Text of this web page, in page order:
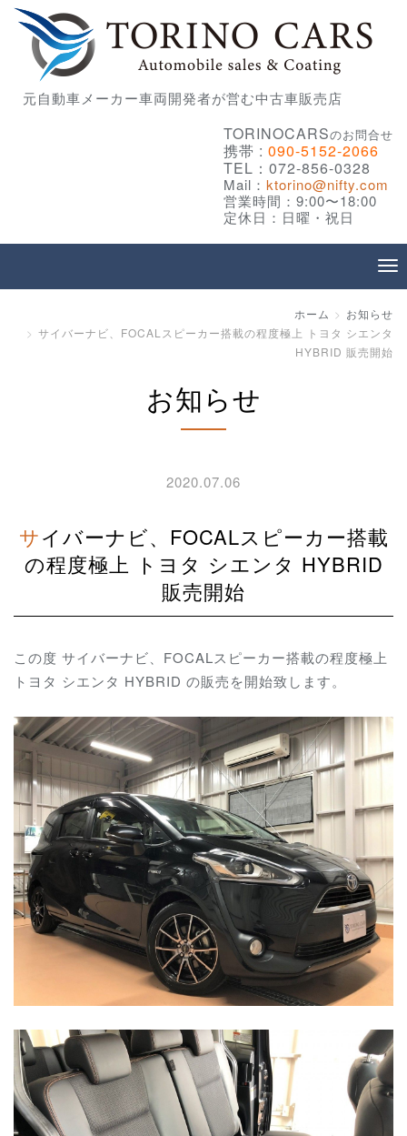
元自動車メーカー車両開発者が営む中古車販売店
TORINOCARSのお問合せ
携帯 : 090-5152-2066
TEL：072-856-0328
Mail： ktorino@nifty.com
営業時間：9:00〜18:00
定休日：日曜・祝日
ホーム
お知らせ
サイバーナビ、FOCALスピーカー搭載の程度極上 トヨタ シエンタ
HYBRID 販売開始
お知らせ
2020.07.06
サイバーナビ、FOCALスピーカー搭載
の程度極上 トヨタ シエンタ HYBRID
販売開始
この度 サイバーナビ、FOCALスピーカー搭載の程度極上
トヨタ シエンタ HYBRID の販売を開始致します。